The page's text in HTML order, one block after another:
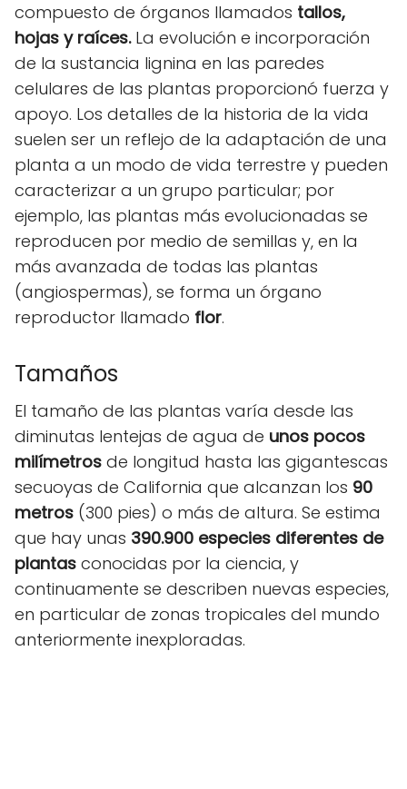
compuesto de órganos llamados tallos,
hojas y raíces.La evolución e incorporación
de la sustancia lignina en las paredes
celulares de las plantas proporcionó fuerza y
apoyo. Los detalles de la historia de la vida
suelen ser un reflejo de la adaptación de una
planta a un modo de vida terrestre y pueden
caracterizar a un grupo particular; por
ejemplo, las plantas más evolucionadas se
reproducen por medio de semillas y, en la
más avanzada de todas las plantas
(angiospermas), se forma un órgano
reproductor llamado flor.
Tamaños
El tamaño de las plantas varía desde las
diminutas lentejas de agua de unos pocos
milímetros de longitud hasta las gigantescas
secuoyas de California que alcanzan los 90
metros (300 pies) o más de altura. Se estima
que hay unas 390.900 especies diferentes de
plantas conocidas por la ciencia, y
continuamente se describen nuevas especies,
en particular de zonas tropicales del mundo
anteriormente inexploradas.